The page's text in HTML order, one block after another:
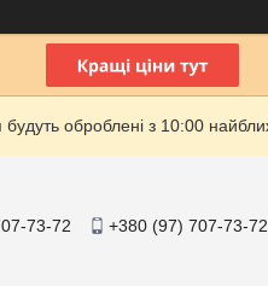
оброблені з 10:00
73-72 +380 (97) 707-73-72